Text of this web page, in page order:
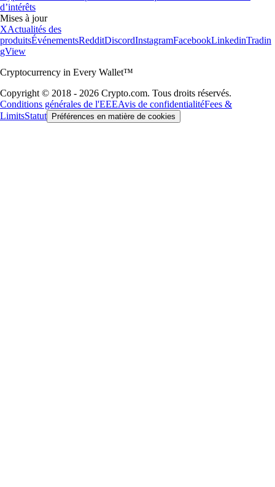
d’intérêts
Mises à jour
XActualités des
produitsÉvénementsRedditDiscordInstagramFacebookLinkedinTradin
gView
Cryptocurrency in Every Wallet™
Copyright © 2018 - 2026 Crypto.com. Tous droits réservés.
Conditions générales de l'EEEAvis de confidentialitéFees &
LimitsStatut Préférences en matière de cookies